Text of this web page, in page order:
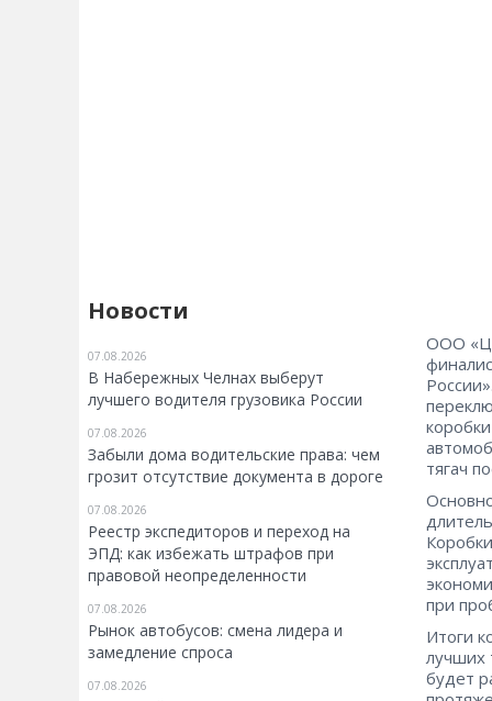
Новости
07.08.2026
В Набережных Челнах выберут
лучшего водителя грузовика России
07.08.2026
Забыли дома водительские права: чем
грозит отсутствие документа в дороге
07.08.2026
Реестр экспедиторов и переход на
ЭПД: как избежать штрафов при
правовой неопределенности
07.08.2026
Рынок автобусов: смена лидера и
замедление спроса
07.08.2026
ООО
тягач
при
Итоги
лучших
будет